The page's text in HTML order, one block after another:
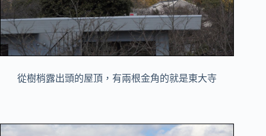
從樹梢露出頭的屋頂，有兩根金角的就是東大寺